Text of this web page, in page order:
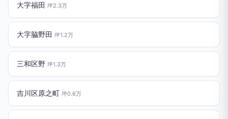
大字福田 坪2.3万
大字脇野田 坪1.2万
三和区野 坪1.3万
吉川区原之町 坪0.6万